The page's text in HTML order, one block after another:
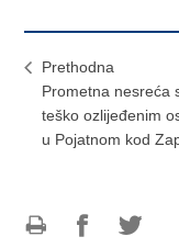
Prethodna
Prometna nesreća
teško ozlijeđenim
u Pojatnom kod